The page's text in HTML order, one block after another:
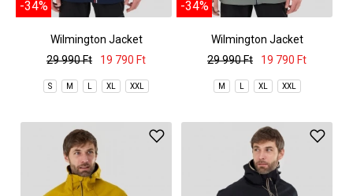
-34%
Wilmington Jacket
29 990 Ft
19 790 Ft
S M L XL XXL
-34%
Wilmington Jacket
29 990 Ft
19 790 Ft
M L XL XXL